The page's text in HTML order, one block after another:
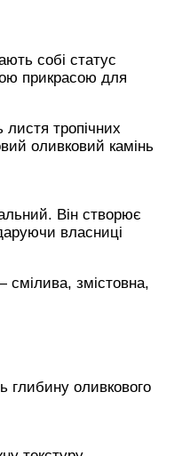
собі статус
прикрасою для
листя тропічних
оливковий камінь
Він створює
власниці
смілива, змістовна,
глибину оливкового